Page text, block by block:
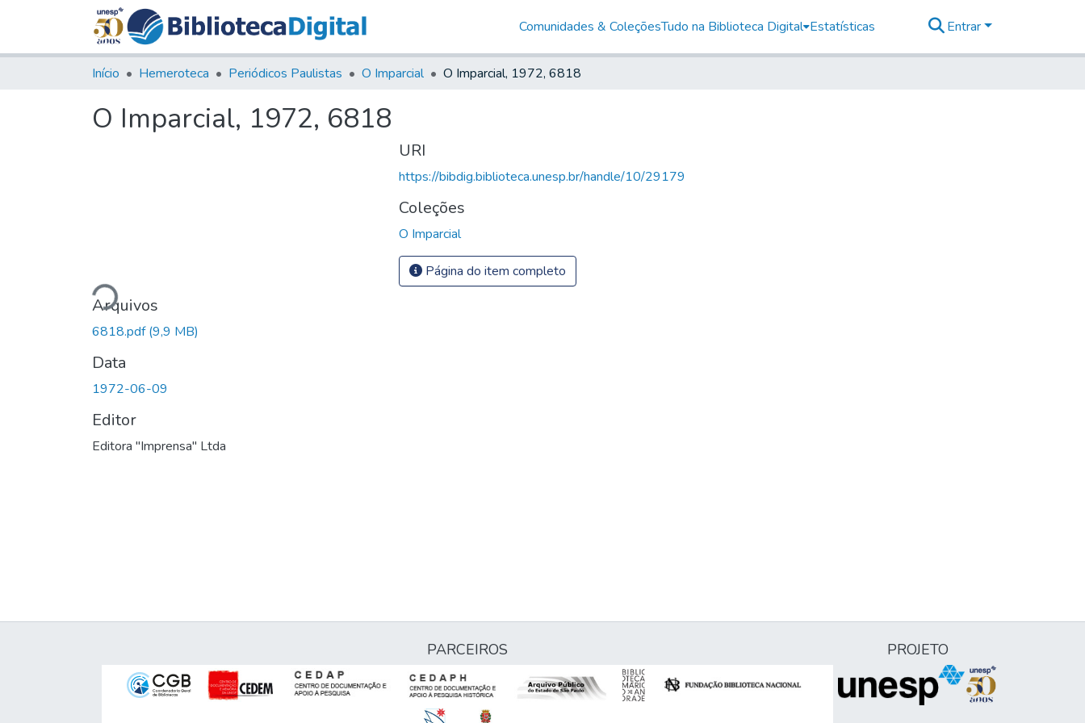
Comunidades & ColeçõesTudo na Biblioteca Digital Estatísticas Entrar
Início Hemeroteca Periódicos Paulistas O Imparcial O Imparcial, 1972, 6818
O Imparcial, 1972, 6818
Carregando...
Arquivos
6818.pdf(9,9 MB)
Data
1972-06-09
Editor
Editora "Imprensa" Ltda
URI
https://bibdig.biblioteca.unesp.br/handle/10/29179
Coleções
O Imparcial
Página do item completo
PARCEIROS PROJETO